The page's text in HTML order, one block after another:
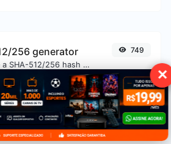
✕
256 generator
Generate a SHA-512/256 hash for any string input.
749
generator
Generate a SHA-3/512 hash for any string input.
749